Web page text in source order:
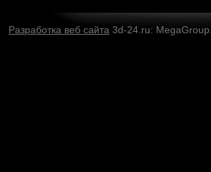
Разработка веб сайта 3d-24.ru: